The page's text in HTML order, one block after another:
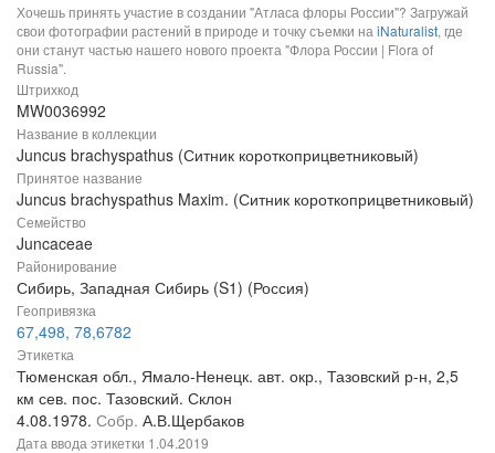
Хочешь принять участие в создании "Атласа флоры России"? Загружай
свои фотографии растений в природе и точку съемки на iNaturalist, где
они станут частью нашего нового проекта "Флора России | Flora of
Russia".
Штрихкод
MW0036992
Название в коллекции
Juncus brachyspathus (Ситник короткоприцветниковый)
Принятое название
Juncus brachyspathus Maxim. (Ситник короткоприцветниковый)
Семейство
Juncaceae
Районирование
Сибирь, Западная Сибирь (S1) (Россия)
Геопривязка
67,498, 78,6782
Этикетка
Тюменская обл., Ямало-Ненецк. авт. окр., Тазовский р-н, 2,5
км сев. пос. Тазовский. Склон
4.08.1978. Собр. А.В.Щербаков
Дата ввода этикетки 1.04.2019